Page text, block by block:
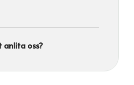
anlita oss?